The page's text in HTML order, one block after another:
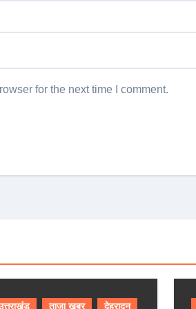
for the next time I comment.
ताजा खबर देहरादून